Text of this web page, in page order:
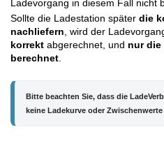
Ladevorgang in diesem Fall nicht
Sollte die Ladestation später die
nachliefern, wird der
korrekt abgerechnet, und nur die
berechnet.
Bitte beachten Sie, dass die